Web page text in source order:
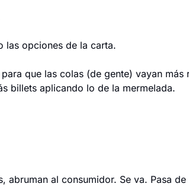
las opciones de la carta.
que las colas (de gente) vayan más
billets aplicando lo de la mermelada.
abruman al consumidor. Se va. Pasa